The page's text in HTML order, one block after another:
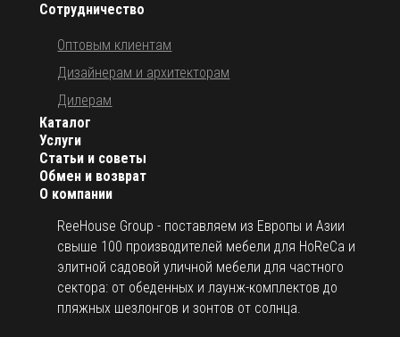
О компании
ReeHouse Group - поставляем из Европы и Азии
свыше 100 производителей мебели для HoReCa и
элитной садовой уличной мебели для частного
сектора: от обеденных и лаунж-комплектов до
пляжных шезлонгов и зонтов от солнца.
Каталог
Услуги
Статьи и советы
Обмен и возврат
Сотрудничество
Оптовым клиентам
Дизайнерам и архитекторам
Дилерам